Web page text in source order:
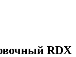
RDX